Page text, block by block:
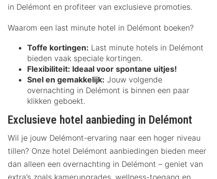
in Delémont en profiteer van exclusieve promoties.
Waarom een last minute hotel in Delémont boeken?
Toffe kortingen: Last minute hotels in Delémont
bieden vaak speciale kortingen.
Flexibiliteit: Ideaal voor spontane uitjes!
Snel en gemakkelijk: Jouw volgende
overnachting in Delémont is binnen een paar
klikken geboekt.
Exclusieve hotel aanbieding in Delémont
Wil je jouw Delémont-ervaring naar een hoger niveau
tillen? Onze hotel Delémont aanbiedingen bieden meer
dan alleen een overnachting in Delémont – geniet van
extra’s zoals kamerupgrades, wellness-toegang en